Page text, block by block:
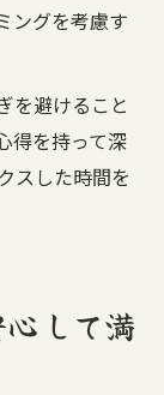
ングを考慮す
を避けること
得を持って深
スした時間を
して満